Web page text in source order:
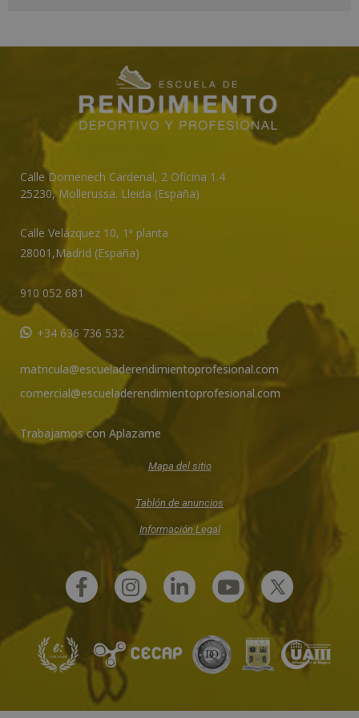
v
e
Calle Domenech Cardenal, 2 Oficina 1.4
25230, Mollerussa. Lleida (España)
Calle Velázquez 10, 1ª planta
28001,Madrid (España)
910 052 681
+34 636 736 532
matricula@escueladerendimientoprofesional.com
comercial@escueladerendimientoprofesional.com
Trabajamos con Aplazame
Mapa del sitio
Tablón de anuncios
Información Legal